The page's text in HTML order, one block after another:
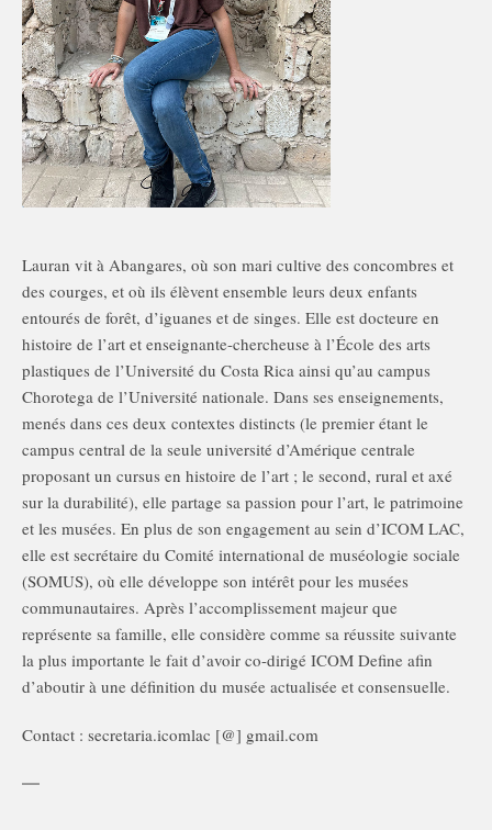
Lauran vit à Abangares, où son mari cultive des concombres et
des courges, et où ils élèvent ensemble leurs deux enfants
entourés de forêt, d’iguanes et de singes. Elle est docteure en
histoire de l’art et enseignante-chercheuse à l’École des arts
plastiques de l’Université du Costa Rica ainsi qu’au campus
Chorotega de l’Université nationale. Dans ses enseignements,
menés dans ces deux contextes distincts (le premier étant le
campus central de la seule université d’Amérique centrale
proposant un cursus en histoire de l’art ; le second, rural et axé
sur la durabilité), elle partage sa passion pour l’art, le patrimoine
et les musées. En plus de son engagement au sein d’ICOM LAC,
elle est secrétaire du Comité international de muséologie sociale
(SOMUS), où elle développe son intérêt pour les musées
communautaires. Après l’accomplissement majeur que
représente sa famille, elle considère comme sa réussite suivante
la plus importante le fait d’avoir co-dirigé ICOM Define afin
d’aboutir à une définition du musée actualisée et consensuelle.
Contact : secretaria.icomlac [@] gmail.com
—